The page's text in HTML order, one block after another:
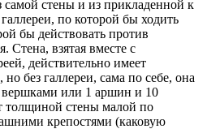
самой стены и из прикладенной к
по которой бы ходить
бы действовать против
Стена, взятая вместе с
действительно имеет
без галлереи, сама по себе, она
вершками или 1 аршин и 10
толщиной стены малой по
крепостями (каковую